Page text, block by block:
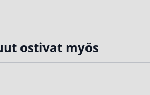
ostivat myös